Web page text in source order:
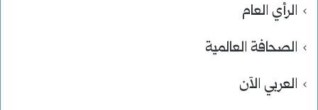
الرأي العام
الصحافة العالمية
العربي الآن